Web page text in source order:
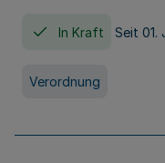
In Kraft Seit 01.
Verordnung